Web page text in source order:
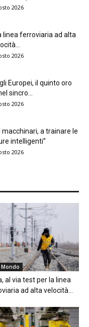
2026
linea ferroviaria ad alta
2026
Europei, il quinto oro
sincro...
2026
a trainare le
intelligenti”
2026
al via test per la linea
ad alta velocità...